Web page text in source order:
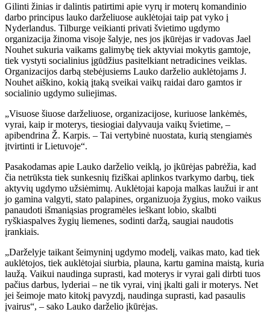
Gilinti žinias ir dalintis patirtimi apie vyrų ir moterų komandinio
darbo principus lauko darželiuose auklėtojai taip pat vyko į
Nyderlandus. Tilburge veikianti privati švietimo ugdymo
organizacija žinoma visoje šalyje, nes jos įkūrėjas ir vadovas Jael
Nouhet sukuria vaikams galimybę tiek aktyviai mokytis gamtoje,
tiek vystyti socialinius įgūdžius pasitelkiant netradicines veiklas.
Organizacijos darbą stebėjusiems Lauko darželio auklėtojams J.
Nouhet aiškino, kokią įtaką sveikai vaikų raidai daro gamtos ir
socialinio ugdymo suliejimas.
„Visuose šiuose darželiuose, organizacijose, kuriuose lankėmės,
vyrai, kaip ir moterys, tiesiogiai dalyvauja vaikų švietime, –
apibendrina Ž. Karpis. – Tai vertybinė nuostata, kurią stengiamės
įtvirtinti ir Lietuvoje“.
Pasakodamas apie Lauko darželio veiklą, jo įkūrėjas pabrėžia, kad
čia netrūksta tiek sunkesnių fiziškai aplinkos tvarkymo darbų, tiek
aktyvių ugdymo užsiėmimų. Auklėtojai kapoja malkas laužui ir ant
jo gamina valgyti, stato palapines, organizuoja žygius, moko vaikus
panaudoti išmaniąsias programėles ieškant lobio, skalbti
ryškiaspalves žygių liemenes, sodinti daržą, saugiai naudotis
įrankiais.
„Darželyje taikant šeimyninį ugdymo modelį, vaikas mato, kad tiek
auklėtojos, tiek auklėtojai siurbia, plauna, kartu gamina maistą, kuria
laužą. Vaikui naudinga suprasti, kad moterys ir vyrai gali dirbti tuos
pačius darbus, lyderiai – ne tik vyrai, vinį įkalti gali ir moterys. Net
jei šeimoje mato kitokį pavyzdį, naudinga suprasti, kad pasaulis
įvairus“, – sako Lauko darželio įkūrėjas.